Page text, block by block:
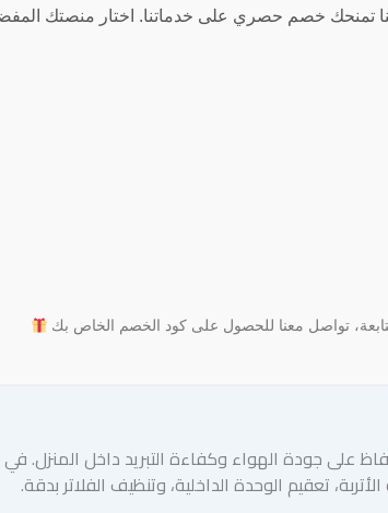
تمنحك خصم حصري على خدماتنا. اختار منصتك
تواصل معنا للحصول على كود الخصم الخاص بك
على جودة الهواء وكفاءة التبريد داخل المنزل.
تعقيم الوحدة الداخلية، وتنظيف الفلاتر بدقة.